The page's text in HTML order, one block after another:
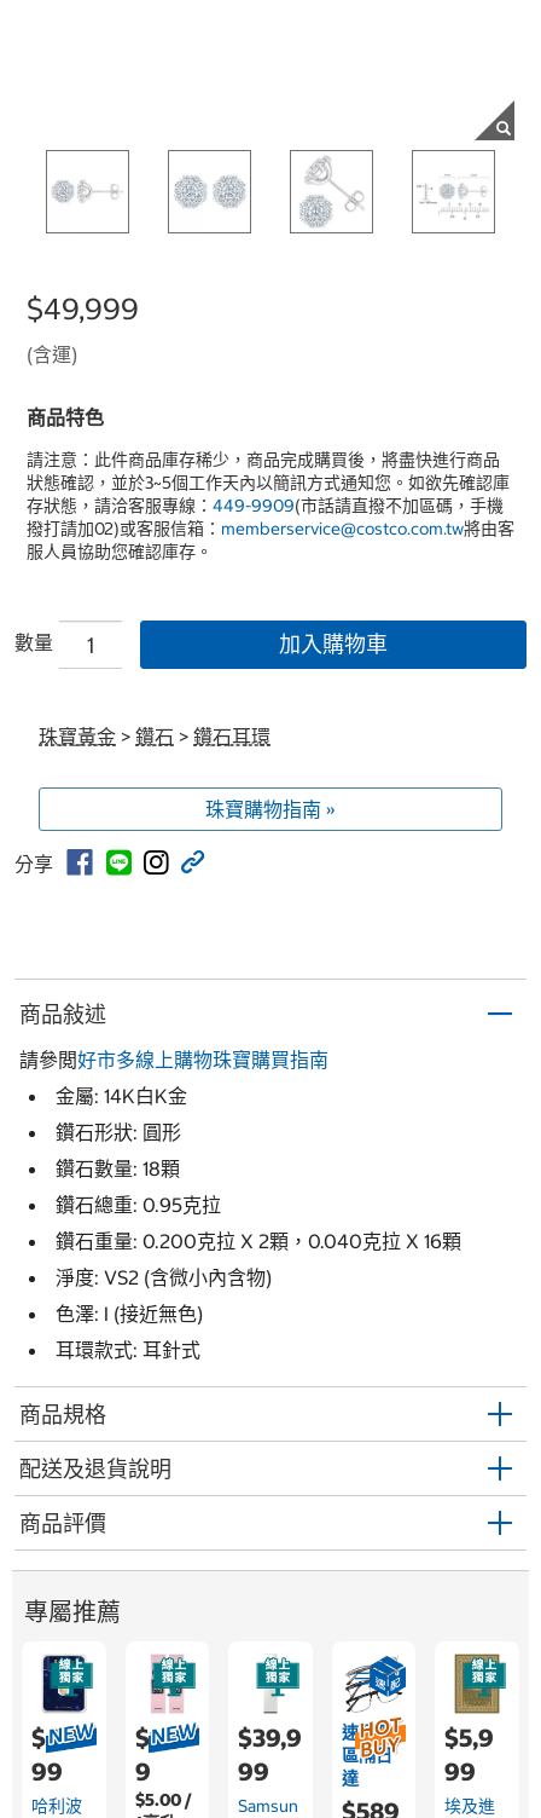
$49,999
(含運)
商品特色
請注意：此件商品庫存稀少，商品完成購買後，將盡快進行商品
狀態確認，並於3~5個工作天內以簡訊方式通知您。如欲先確認庫
存狀態，請洽客服專線： 449-9909(市話請直撥不加區碼，手機
撥打請加02)或客服信箱： memberservice@costco.com.tw將由客
服人員協助您確認庫存。
數量 加入購物車
珠寶黃金 > 鑽石 > 鑽石耳環
珠寶購物指南 »
分享
商品敍述
請參閲好市多線上購物珠寶購買指南
金屬: 14K白K金
鑽石形狀: 圓形
鑽石數量: 18顆
鑽石總重: 0.95克拉
鑽石重量: 0.200克拉 X 2顆，0.040克拉 X 16顆
淨度: VS2 (含微小內含物)
色澤: I (接近無色)
耳環款式: 耳針式
商品規格
配送及退貨說明
商品評價
專屬推薦
$4,0
99
哈利波
$1,19
9
$5.00 /
$39,9
99
Samsun
速配限
區隔日
達
$589
$5,9
99
埃及進